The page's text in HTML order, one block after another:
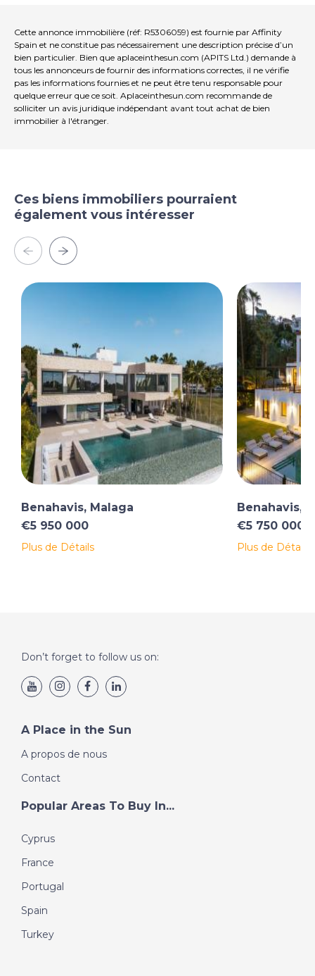
véhicules. L'échelle du Terrain assure un fort sentiment
d'exclusivité et de séparation, tandis que l'orientation
vers le sud garantit la lumière du soleil toute la journée
et une vue imprenable sur le littoral méditerranéen et
les montagnes environnantes. Puerto del Almendro
est un quartier résidentiel bien établi connu pour son
intimité et sa vue sur le haut, situé à quelques minutes
Benahavís sont facilement accessibles. C'est une
propriété qui combine l'échelle, l'indépendance et le
de vie qui définit l'ouest Costa del Sol.
Cette annonce immobilière (réf: R5306059) est fournie par Affinity
Spain et ne constitue pas nécessairement une description précise d’un
bien particulier. Bien que aplaceinthesun.com (APITS Ltd.) demande à
tous les annonceurs de fournir des informations correctes, il ne vérifie
pas les informations fournies et ne peut être tenu responsable pour
quelque erreur que ce soit. Aplaceinthesun.com recommande de
solliciter un avis juridique indépendant avant tout achat de bien
immobilier à l'étranger.
Ces biens immobiliers pourraient
également vous intéresser
Benahavis, Malaga
€5 950 000
Plus de Détails
Benahavis,
€5 750 000
Plus de Détails
Don’t forget to follow us on:
A Place in the Sun
A propos de nous
Contact
Popular Areas To Buy In...
Cyprus
France
Portugal
Spain
Turkey